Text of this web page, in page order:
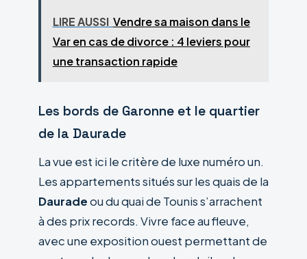
LIRE AUSSI Vendre sa maison dans le
Var en cas de divorce : 4 leviers pour
une transaction rapide
Les bords de Garonne et le quartier
de la Daurade
La vue est ici le critère de luxe numéro un.
Les appartements situés sur les quais de la
Dauradeou du quai de Tounis s’arrachent
à des prix records. Vivre face au fleuve,
avec une exposition ouest permettant de